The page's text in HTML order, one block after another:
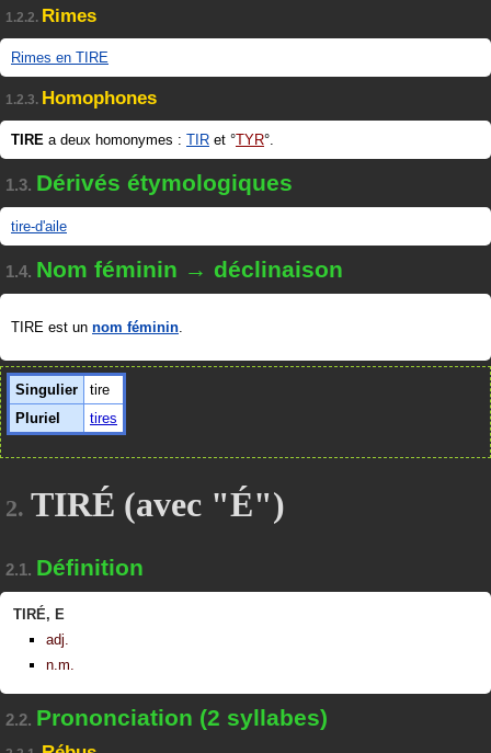
1.2.2. Rimes
Rimes en TIRE
1.2.3. Homophones
TIRE a deux homonymes : TIR et TYR .
1.3. Dérivés étymologiques
tire-d'aile
1.4. Nom féminin → déclinaison
TIRE est un nom féminin.
Singulier
tire
Pluriel
tires
2. TIRÉ (avec "É")
2.1. Définition
TIRÉ, E
adj.
n.m.
2.2. Prononciation (2 syllabes)